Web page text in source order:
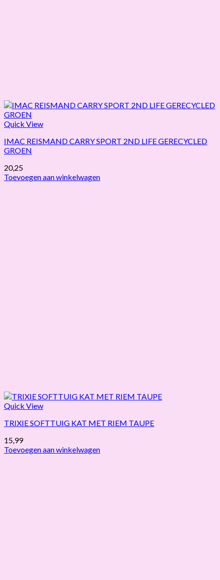
Quick View
IMAC REISMAND CARRY SPORT 2ND LIFE GERECYCLED
GROEN
20,25
Toevoegen aan winkelwagen
Quick View
TRIXIE SOFTTUIG KAT MET RIEM TAUPE
15,99
Toevoegen aan winkelwagen